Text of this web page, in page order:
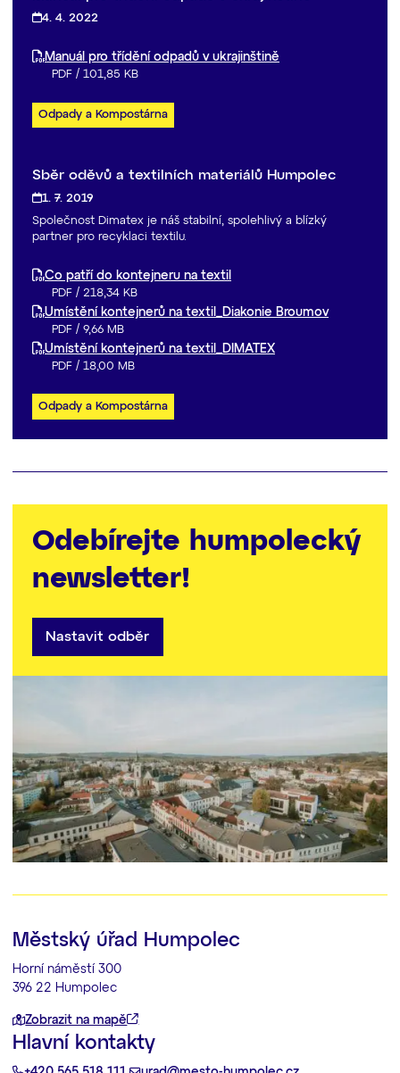
4. 4. 2022
Manuál pro třídění odpadů v ukrajinštině
PDF / 101,85 KB
Odpady a Kompostárna
Sběr oděvů a textilních materiálů Humpolec
1. 7. 2019
Společnost Dimatex je náš stabilní, spolehlivý a blízký
partner pro recyklaci textilu.
Co patří do kontejneru na textil
PDF / 218,34 KB
Umístění kontejnerů na textil_Diakonie Broumov
PDF / 9,66 MB
Umístění kontejnerů na textil_DIMATEX
PDF / 18,00 MB
Odpady a Kompostárna
Odebírejte humpolecký
newsletter!
Nastavit odběr
Městský úřad Humpolec
Horní náměstí 300
396 22 Humpolec
Zobrazit na mapě
Hlavní kontakty